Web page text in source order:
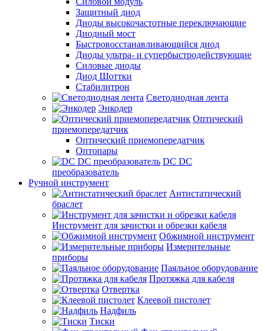
Защитный диод
Диоды высокочастотные переключающие
Диодный мост
Быстровосстанавливающийся диод
Диоды ультра- и супербыстродействующие
Силовые диоды
Диод Шоттки
Стабилитрон
Светодиодная лента
Энкодер
Оптический
приемопередатчик
Оптический приемопередатчик
Оптопары
DC DC
преобразователь
Ручной инструмент
Антистатический
браслет
Инструмент для зачистки и обрезки кабеля
Обжимной инструмент
Измерительные
приборы
Паяльное оборудование
Протяжка для кабеля
Отвертка
Клеевой пистолет
Надфиль
Тиски